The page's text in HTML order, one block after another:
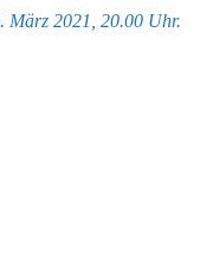
März 2021, 20.00 Uhr.